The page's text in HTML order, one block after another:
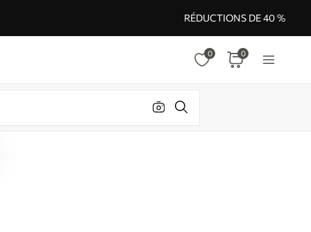
RÉDUCTIONS DE 40 %
0 0